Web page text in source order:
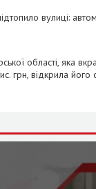
вулиці:
області, яка
грн, відкрила його